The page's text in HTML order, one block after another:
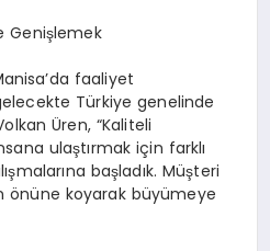
Genişlemek
faaliyet
Türkiye genelinde
Üren, “Kaliteli
ulaştırmak için farklı
başladık. Müşteri
koyarak büyümeye